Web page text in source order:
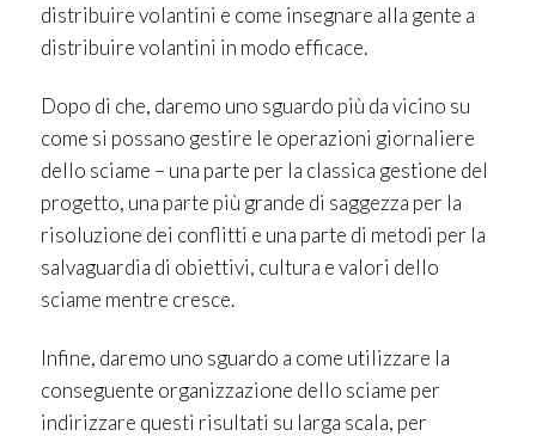
distribuire volantini e come insegnare alla gente a
distribuire volantini in modo efficace.
Dopo di che, daremo uno sguardo più da vicino su
come si possano gestire le operazioni giornaliere
dello sciame – una parte per la classica gestione del
progetto, una parte più grande di saggezza per la
risoluzione dei conflitti e una parte di metodi per la
salvaguardia di obiettivi, cultura e valori dello
sciame mentre cresce.
Infine, daremo uno sguardo a come utilizzare la
conseguente organizzazione dello sciame per
indirizzare questi risultati su larga scala, per